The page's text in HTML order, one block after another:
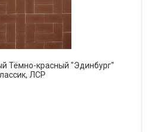
Тёмно-красный "Эдинбург"
ЛСР